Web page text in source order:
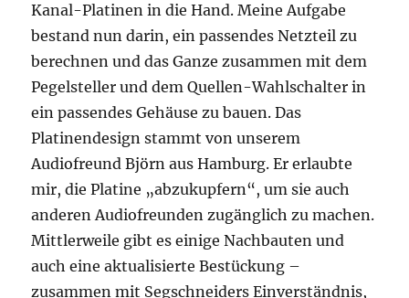
Kanal-Platinen in die Hand. Meine Aufgabe
bestand nun darin, ein passendes Netzteil zu
berechnen und das Ganze zusammen mit dem
Pegelsteller und dem Quellen-Wahlschalter in
ein passendes Gehäuse zu bauen. Das
Platinendesign stammt von unserem
Audiofreund Björn aus Hamburg. Er erlaubte
mir, die Platine „abzukupfern“, um sie auch
anderen Audiofreunden zugänglich zu machen.
Mittlerweile gibt es einige Nachbauten und
auch eine aktualisierte Bestückung –
zusammen mit Segschneiders Einverständnis,